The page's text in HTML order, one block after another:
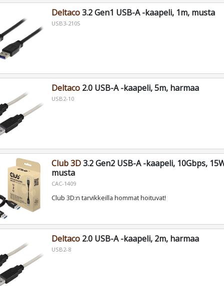
Deltaco3.2 Gen1 USB-A -kaapeli, 1m, musta
USB3-210S
Deltaco2.0 USB-A -kaapeli, 5m, harmaa
USB2-10
Club 3D3.2 Gen2 USB-A -kaapeli, 10Gbps,
musta
CAC-1409
Club 3D:n tarvikkeilla hommat hoituvat!
Deltaco2.0 USB-A -kaapeli, 2m, harmaa
USB2-8